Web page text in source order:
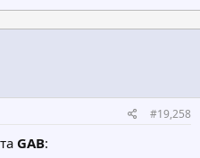
#19,258
GAB: